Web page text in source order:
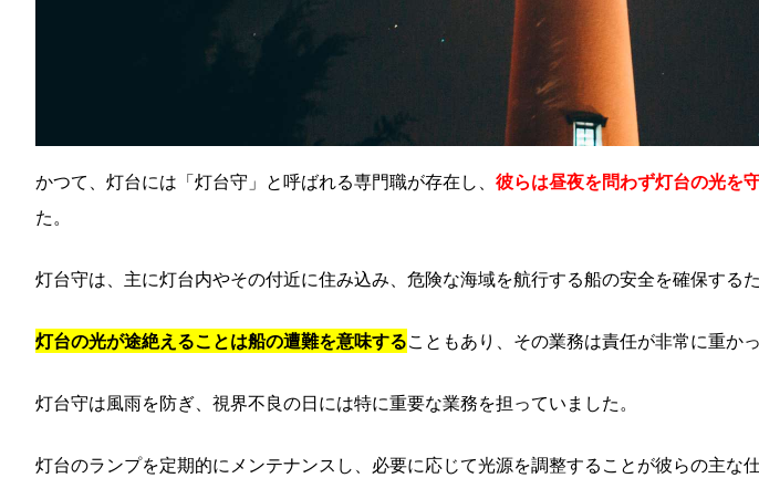
かつて、灯台には「灯台守」と呼ばれる専門職が存在し、 彼らは昼夜を問わず灯台の光を
た。
灯台守は、主に灯台内やその付近に住み込み、危険な海域を航行する船の安全を確保する
灯台の光が途絶えることは船の遭難を意味することもあり、その業務は責任が非常に重か
灯台守は風雨を防ぎ、視界不良の日には特に重要な業務を担っていました。
灯台のランプを定期的にメンテナンスし、必要に応じて光源を調整することが彼らの主な仕